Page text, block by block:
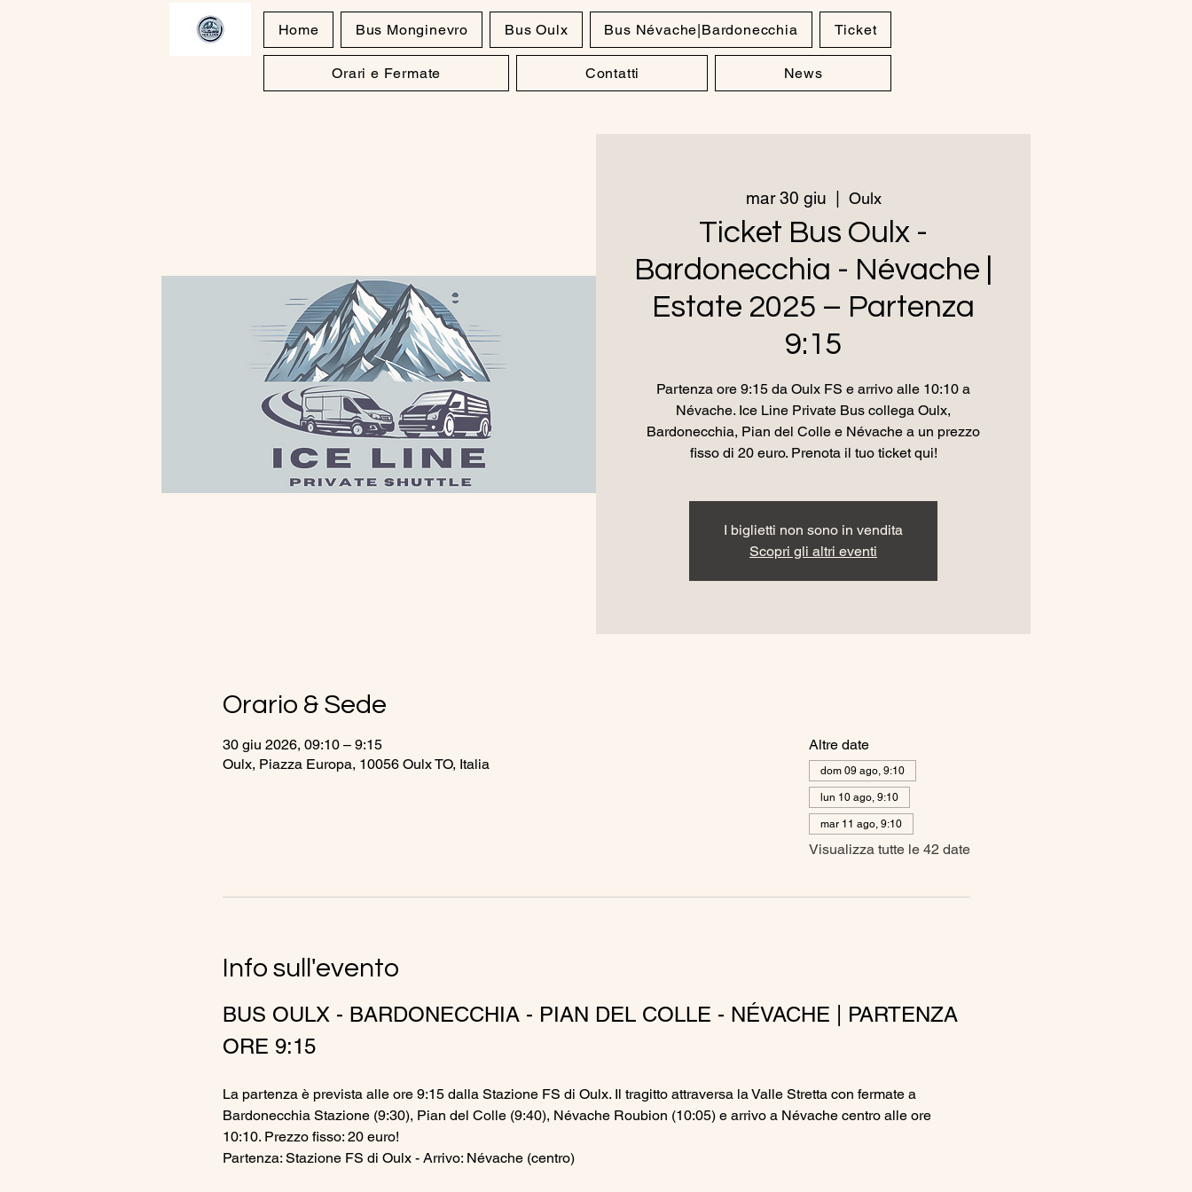
Home Bus Monginevro Bus Oulx Bus Névache|Bardonecchia Ticket
Orari e Fermate Contatti News
mar 30 giu Oulx
Ticket Bus Oulx -
Bardonecchia - Névache |
Estate 2025 – Partenza
9:15
Partenza ore 9:15 da Oulx FS e arrivo alle 10:10 a
Névache. Ice Line Private Bus collega Oulx,
Bardonecchia, Pian del Colle e Névache a un prezzo
fisso di 20 euro. Prenota il tuo ticket qui!
I biglietti non sono in vendita
Scopri gli altri eventi
Orario & Sede
30 giu 2026, 09:10 – 9:15
Oulx, Piazza Europa, 10056 Oulx TO, Italia
Altre date
dom 09 ago, 9:10
lun 10 ago, 9:10
mar 11 ago, 9:10
Visualizza tutte le 42 date
Info sull'evento
BUS OULX - BARDONECCHIA - PIAN DEL COLLE - NÉVACHE | PARTENZA
ORE 9:15
La partenza è prevista alle ore 9:15 dalla Stazione FS di Oulx. Il tragitto attraversa la Valle Stretta con fermate a
Bardonecchia Stazione (9:30), Pian del Colle (9:40), Névache Roubion (10:05) e arrivo a Névache centro alle ore
10:10. Prezzo fisso: 20 euro!
Partenza: Stazione FS di Oulx - Arrivo: Névache (centro)